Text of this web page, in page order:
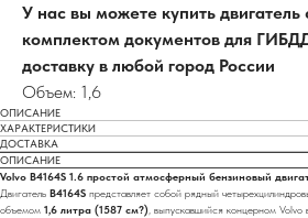
У нас вы можете купить
комплектом документов для
доставку в любой город России
Объем: 1,6
ОПИСАНИЕ
ХАРАКТЕРИСТИКИ
ДОСТАВКА
ОПИСАНИЕ
Volvo B4164S 1.6 простой атмосферный бензиновый
Двигатель B4164S представляет собой рядный
объемом 1,6 литра (1587 см?) , выпускавшийся концерном Volvo